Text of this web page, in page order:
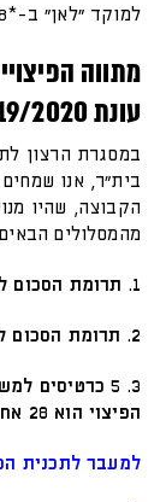
למוקד ״לאן״ ב-*8778 על מנת לקבל עזרה.
מתווה
עונת 2019/2020
במסגרת הרצון
בית"ר, אנו
מהמסלולים
1. תרומת הסכום למחלקת הנוער של המועדון.
2. תרומת הסכום למועדון עצמו.
הפיצוי הוא 28 אחוז מעלות המנוי.
למעבר לתכנית